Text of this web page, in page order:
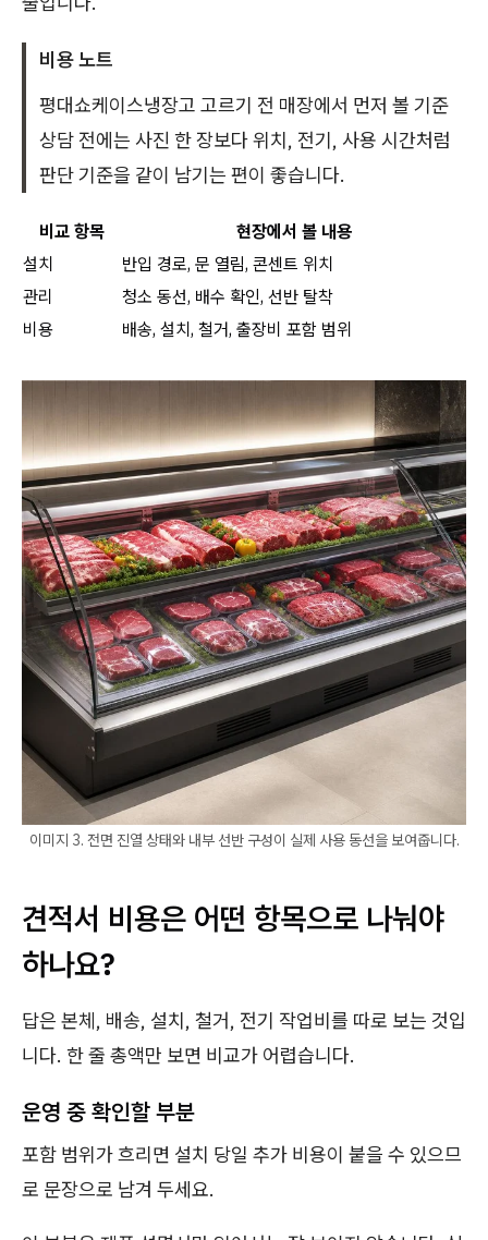
비용 노트
평대쇼케이스냉장고 고르기 전 매장에서 먼저 볼 기준
상담 전에는 사진 한 장보다 위치, 전기, 사용 시간처럼
판단 기준을 같이 남기는 편이 좋습니다.
비교 항목
현장에서 볼 내용
설치
반입 경로, 문 열림, 콘센트 위치
관리
청소 동선, 배수 확인, 선반 탈착
비용
배송, 설치, 철거, 출장비 포함 범위
이미지 3. 전면 진열 상태와 내부 선반 구성이 실제 사용 동선을 보여줍니다.
견적서 비용은 어떤 항목으로 나눠야
하나요?
답은 본체, 배송, 설치, 철거, 전기 작업비를 따로 보는 것입
니다. 한 줄 총액만 보면 비교가 어렵습니다.
운영 중 확인할 부분
포함 범위가 흐리면 설치 당일 추가 비용이 붙을 수 있으므
로 문장으로 남겨 두세요.